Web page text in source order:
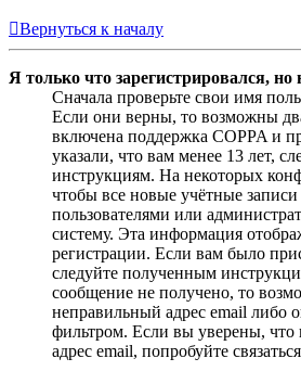
Вернуться к началу
Я только что зарегистрировался, но
Сначала проверьте свои имя
Если они верны, то возможны
включена поддержка COPPA и
указали, что вам менее 13 лет,
инструкциям. На некоторых
чтобы все новые учётные
пользователями или
систему. Эта информация
регистрации. Если вам было
следуйте полученным
сообщение не получено, то
неправильный адрес email либо
фильтром. Если вы уверены, что
адрес email, попробуйте